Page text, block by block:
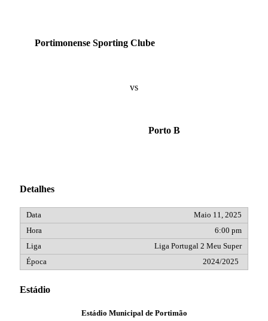
Portimonense Sporting Clube
vs
Porto B
Detalhes
Maio 11, 2025
6:00 pm
Liga Portugal 2 Meu Super
2024/2025
Estádio
Estádio Municipal de Portimão